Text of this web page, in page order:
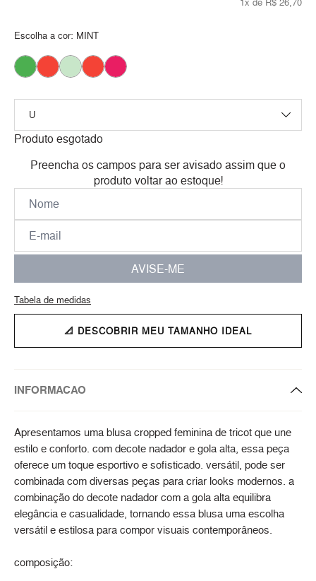
Escolha a cor: MINT
Produto esgotado
Preencha os campos para ser avisado assim que o
produto voltar ao estoque!
AVISE-ME
Tabela de medidas
📐 DESCOBRIR MEU TAMANHO IDEAL
INFORMACAO
Apresentamos uma blusa cropped feminina de tricot que une
estilo e conforto. com decote nadador e gola alta, essa peça
oferece um toque esportivo e sofisticado. versátil, pode ser
combinada com diversas peças para criar looks modernos. a
combinação do decote nadador com a gola alta equilibra
elegância e casualidade, tornando essa blusa uma escolha
versátil e estilosa para compor visuais contemporâneos.
composição: